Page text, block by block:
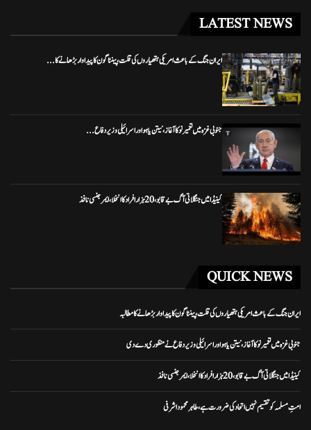
LATEST NEWS
ایران جنگ کے باعث امریکی ہتھیاروں کی قلت، پینٹاگون کا پیداوار بڑھانے کا...
جنوبی غزہ میں تعمیر نو کا آغاز، نیتن یاہو اور اسرائیلی وزیر دفاع...
کینیڈا میں جنگلاتی آگ بے قابو، 20 ہزار افراد کا انخلا، ایمرجنسی نافذ
QUICK NEWS
ایران جنگ کے باعث امریکی ہتھیاروں کی قلت، پینٹاگون کا پیداوار بڑھانے کا مطالبہ
جنوبی غزہ میں تعمیر نو کا آغاز، نیتن یاہو اور اسرائیلی وزیر دفاع نے منظوری دے دی
کینیڈا میں جنگلاتی آگ بے قابو، 20 ہزار افراد کا انخلا، ایمرجنسی نافذ
امتِ مسلمہ کو تقسیم نہیں اتحاد کی ضرورت ہے، طاہر محمود اشرفی